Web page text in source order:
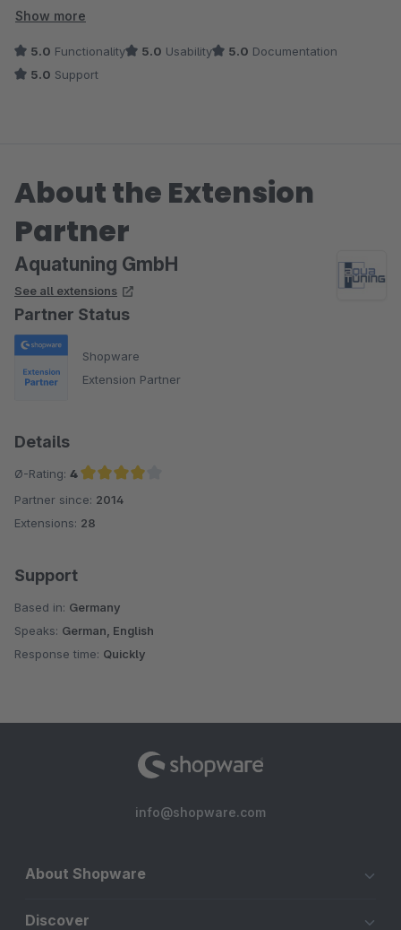
scheinbar komplett egal. Wir warten immer noch auf Antwort.
Vorauskasse, ab 100 EUR 5% Rabatt wenn Vorauskasse). Das
Show more
5.0 Functionality 5.0 Usability 5.0 Documentation
5.0 Support
About the Extension
Partner
Aquatuning GmbH
See all extensions
Partner Status
Shopware
Extension Partner
Details
Ø-Rating: 4
Average rating of 4 out of 5 stars
Partner since: 2014
Extensions: 28
Support
Based in: Germany
Speaks: German, English
Response time: Quickly
info@shopware.com
About Shopware
Discover